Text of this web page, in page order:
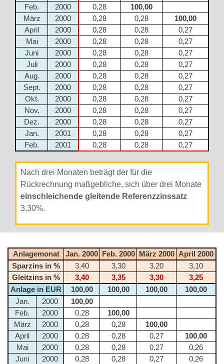
Feb.
2000 0,28
100,00
März
2000 0,28 0,28
100,00
April
2000 0,28 0,28
0,27
Mai
2000 0,28 0,28
0,27
Juni
2000 0,28 0,28
0,27
Juli
2000 0,28 0,28
0,27
Aug.
2000 0,28 0,28
0,27
Sept.
2000 0,28 0,28
0,27
Okt.
2000 0,28 0,28
0,27
Nov.
2000 0,28 0,28
0,27
Dez.
2000 0,28 0,28
0,27
Jan.
2001 0,28 0,28
0,27
Feb.
2001 0,28 0,28 0,27
Nach drei Monaten beträgt der für die
Rückrechnung maßgebliche, sich über drei Monate
einschleichende gleitende Referenzzinssatz
3,30%.
Anlagemonat Jan. 2000 Feb. 2000 März 2000 April 2000
Sparzins in %
3,40 3,30 3,20
3,10
Gleitzins in %
3,40 3,35 3,30
3,25
Anlage in EUR
100,00 100,00 100,00
100,00
Jan.
2000
100,00
Feb.
2000 0,28
100,00
März
2000 0,28 0,28
100,00
April
2000 0,28 0,28 0,27
100,00
Mai
2000 0,28 0,28 0,27
0,26
Juni
2000 0,28 0,28 0,27
0,26